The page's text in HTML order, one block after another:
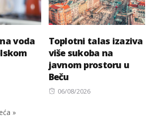
voda
Toplotni talas izaziva
više sukoba na
javnom prostoru u
Beču
Posted
06/08/2026
»